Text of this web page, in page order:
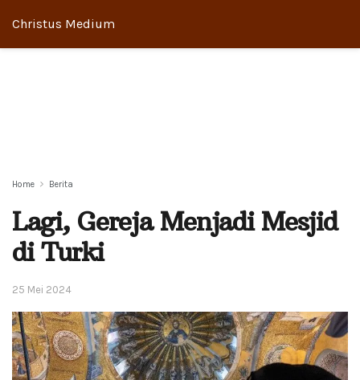
Christus Medium
Home Berita
Lagi, Gereja Menjadi Mesjid
di Turki
25 Mei 2024